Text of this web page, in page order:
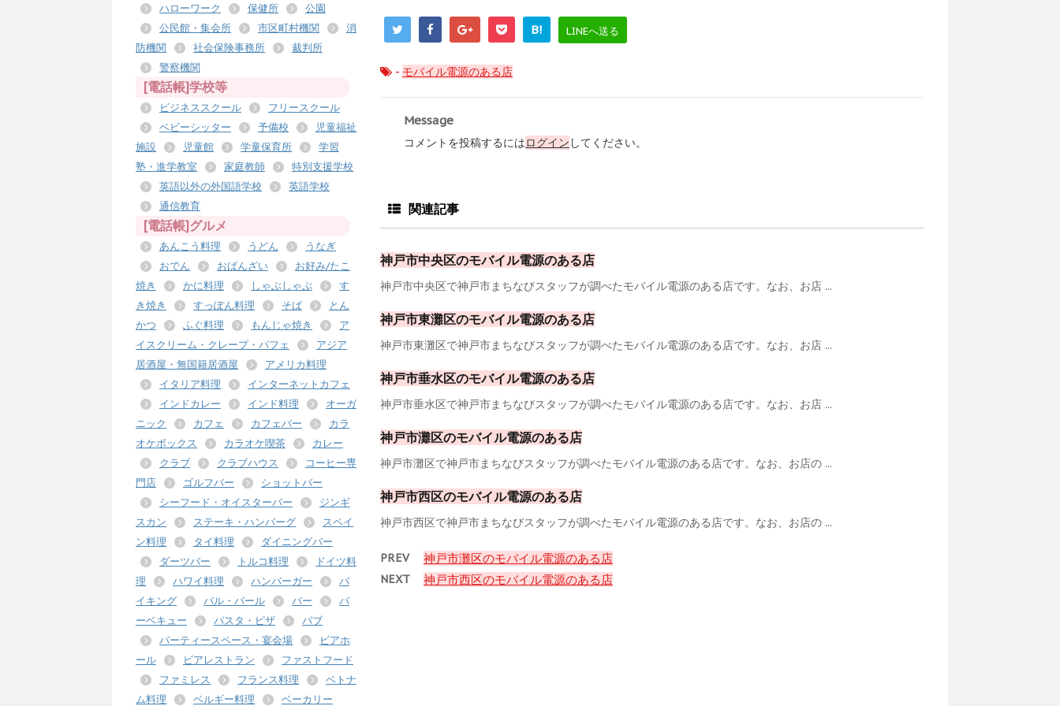
B! LINEへ送る
- モバイル電源のある店
Message
コメントを投稿するにはログイン してください。
関連記事
神戸市中央区のモバイル電源のある店
神戸市中央区で神戸市まちなびスタッフが調べたモバイル電源のある店です。なお、お店 ...
神戸市東灘区のモバイル電源のある店
神戸市東灘区で神戸市まちなびスタッフが調べたモバイル電源のある店です。なお、お店 ...
神戸市垂水区のモバイル電源のある店
神戸市垂水区で神戸市まちなびスタッフが調べたモバイル電源のある店です。なお、お店 ...
神戸市灘区のモバイル電源のある店
神戸市灘区で神戸市まちなびスタッフが調べたモバイル電源のある店です。なお、お店の ...
神戸市西区のモバイル電源のある店
神戸市西区で神戸市まちなびスタッフが調べたモバイル電源のある店です。なお、お店の ...
PREV 神戸市灘区のモバイル電源のある店
NEXT 神戸市西区のモバイル電源のある店
ハローワーク 保健所
公園
公民館・集会所
市区町村機関
消
防機関
社会保険事務所
裁判所
警察機関
[電話帳]学校等
ビジネススクール
フリースクール
ベビーシッター
予備校
児童福祉
施設
児童館 学童保育所
学習
塾・進学教室
家庭教師
特別支援学校
英語以外の外国語学校
英語学校
通信教育
[電話帳]グルメ
あんこう料理 うどん
うなぎ
おでん
おばんざい
お好み/たこ
焼き
かに料理 しゃぶしゃぶ
す
き焼き
すっぽん料理 そば
とん
かつ
ふぐ料理 もんじゃ焼き
ア
イスクリーム・クレープ・パフェ
アジア
居酒屋・無国籍居酒屋
アメリカ料理
イタリア料理
インターネットカフェ
インドカレー
インド料理
オーガ
ニック
カフェ カフェバー
カラ
オケボックス
カラオケ喫茶
カレー
クラブ
クラブハウス
コーヒー専
門店
ゴルフバー
ショットバー
シーフード・オイスターバー
ジンギ
スカン
ステーキ・ハンバーグ
スペイ
ン料理
タイ料理
ダイニングバー
ダーツバー
トルコ料理
ドイツ料
理
ハワイ料理 ハンバーガー
バ
イキング
バル・バール バー
バ
ーベキュー
パスタ・ピザ
パブ
パーティースペース・宴会場
ビアホ
ール
ビアレストラン
ファストフード
ファミレス
フランス料理
ベトナ
ム料理
ベルギー料理
ベーカリー